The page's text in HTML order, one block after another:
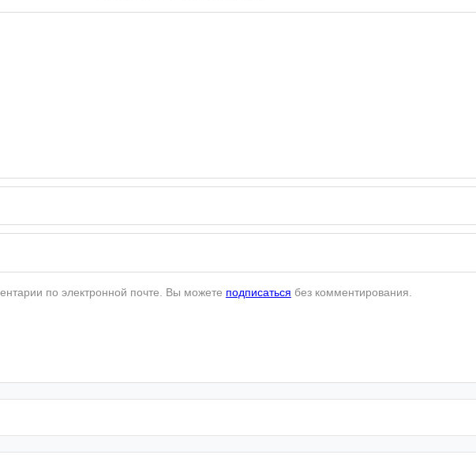
по электронной почте. Вы можете подписаться без комментирования.